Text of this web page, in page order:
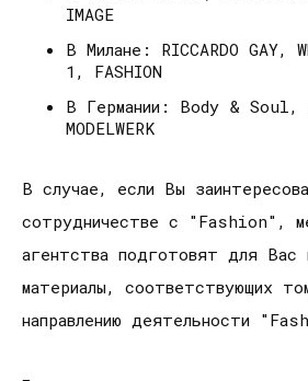
IMAGE
В Милане: RICCARDO GAY,
1, FASHION
В Германии: Body & Soul,
MODELWERK
В случае, если Вы
сотрудничестве с "Fashion",
агентства подготовят для Вас
материалы, соответствующих
направлению деятельности